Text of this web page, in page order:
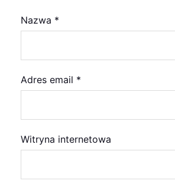
Nazwa *
Adres email *
Witryna internetowa